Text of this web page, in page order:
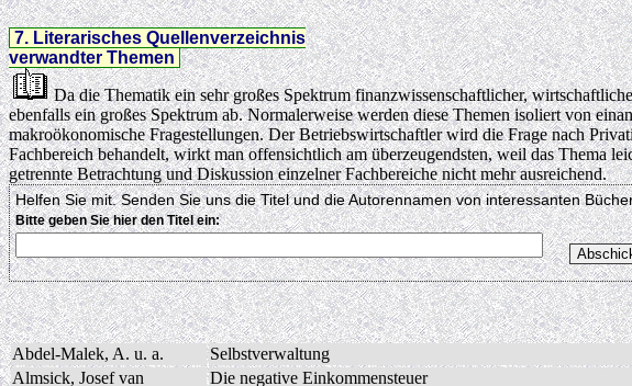
7. Literarisches Quellenverzeichnis
verwandter Themen
Da die Thematik ein sehr großes Spektrum finanzwissenschaftlicher,
ebenfalls ein großes Spektrum ab. Normalerweise werden diese Themen isoliert von
makroökonomische Fragestellungen. Der Betriebswirtschaftler wird die Frage nach
Fachbereich behandelt, wirkt man offensichtlich am überzeugendsten, weil das Thema
getrennte Betrachtung und Diskussion einzelner Fachbereiche nicht mehr ausreichend.
Helfen Sie mit. Senden Sie uns die Titel und die Autorennamen von interessanten
Bitte geben Sie hier den Titel ein:
Abdel-Malek, A. u. a. Selbstverwaltung
Almsick, Josef van
Die negative Einkommensteuer